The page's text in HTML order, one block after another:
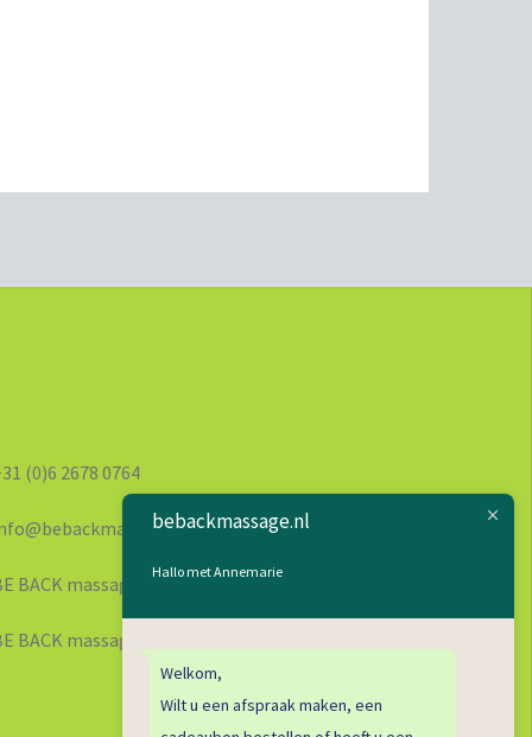
(0)6 2678 0764
BACK massage
BACK massage
bebackmassage.nl
Hallo met Annemarie
Welkom,
Wilt u een afspraak maken, een